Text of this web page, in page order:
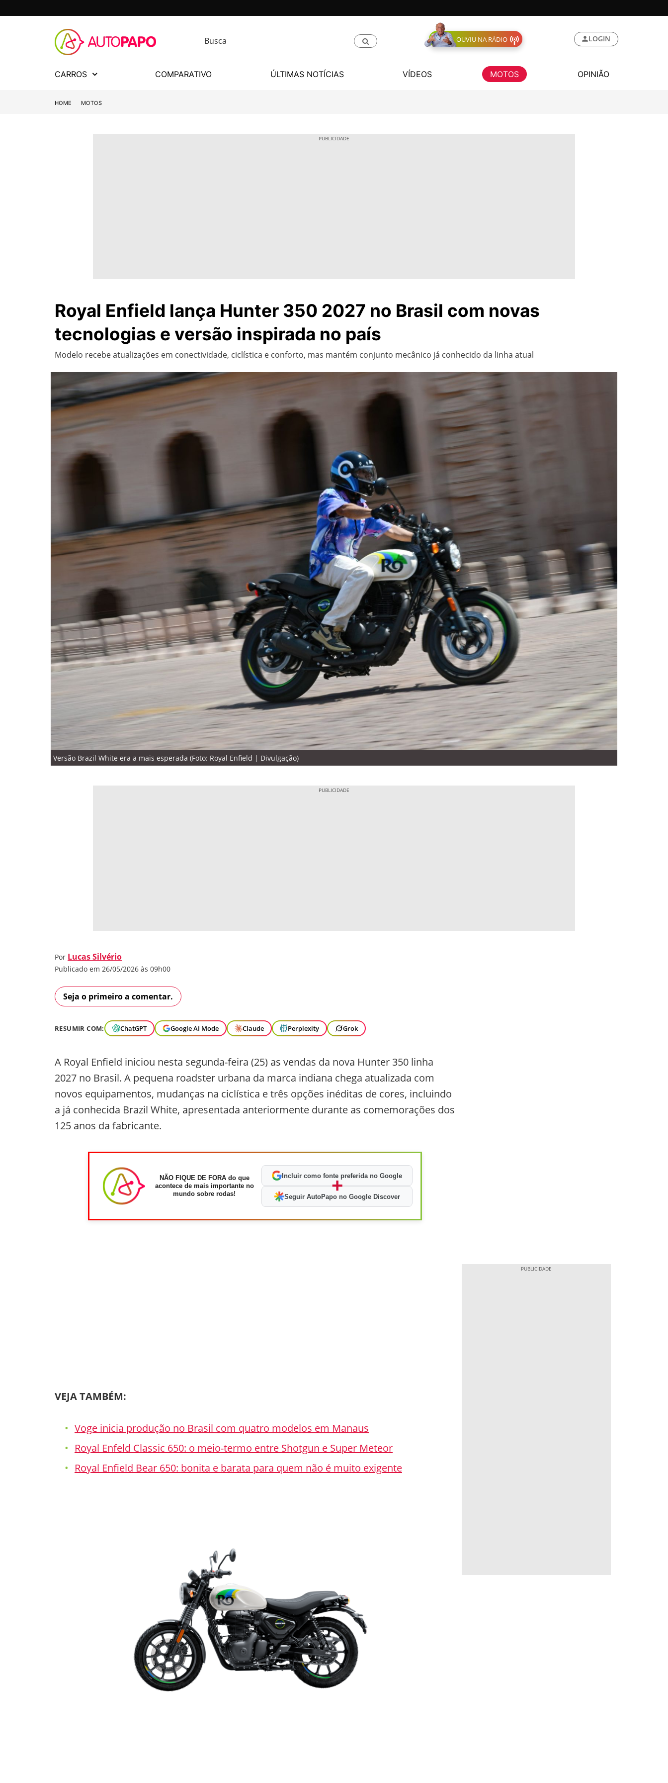
OUVIU NA RÁDIO LOGIN
CARROS COMPARATIVO ÚLTIMAS NOTÍCIAS VÍDEOS MOTOS OPINIÃO
HOME MOTOS
Royal Enfield lança Hunter 350 2027 no Brasil com novas
tecnologias e versão inspirada no país
Modelo recebe atualizações em conectividade, ciclística e conforto, mas mantém conjunto mecânico já conhecido da linha atual
Versão Brazil White era a mais esperada (Foto: Royal Enfield | Divulgação)
Por Lucas Silvério
Publicado em 26/05/2026 às 09h00
Seja o primeiro a comentar.
RESUMIR COM: ChatGPT Google AI Mode Claude Perplexity Grok
A Royal Enfield iniciou nesta segunda-feira (25) as vendas da nova Hunter 350 linha
2027 no Brasil. A pequena roadster urbana da marca indiana chega atualizada com
novos equipamentos, mudanças na ciclística e três opções inéditas de cores, incluindo
a já conhecida Brazil White, apresentada anteriormente durante as comemorações dos
125 anos da fabricante.
NÃO FIQUE DE FORA do que
acontece de mais importante no
mundo sobre rodas!
Incluir como fonte preferida no Google
+
Seguir AutoPapo no Google Discover
VEJA TAMBÉM:
Voge inicia produção no Brasil com quatro modelos em Manaus
Royal Enfeld Classic 650: o meio-termo entre Shotgun e Super Meteor
Royal Enfield Bear 650: bonita e barata para quem não é muito exigente